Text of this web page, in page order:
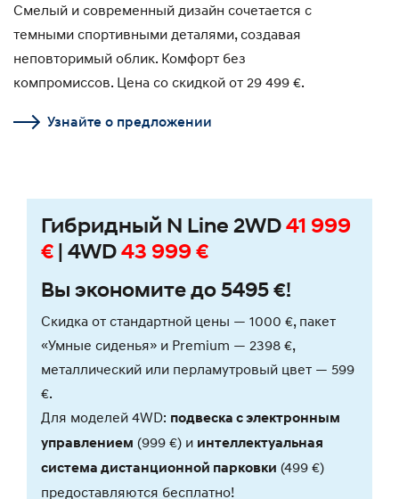
Смелый и современный дизайн сочетается с
темными спортивными деталями, создавая
неповторимый облик. Комфорт без
компромиссов. Цена со скидкой от 29 499 €.
Узнайте о предложении
Гибридный N Line 2WD41 999
€| 4WD43 999 €
Вы экономите до 5495 €!
Скидка от стандартной цены — 1000 €, пакет
«Умные сиденья» и Premium — 2398 €,
металлический или перламутровый цвет — 599
€.
Для моделей 4WD: подвеска с электронным
управлением (999 €) и интеллектуальная
система дистанционной парковки (499 €)
предоставляются бесплатно!